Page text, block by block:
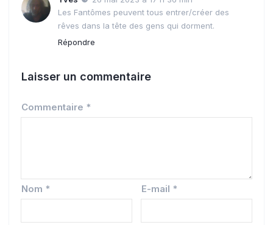
Les Fantômes peuvent tous entrer/créer des
rêves dans la tête des gens qui dorment.
Répondre
Laisser un commentaire
Commentaire *
Nom * E-mail *